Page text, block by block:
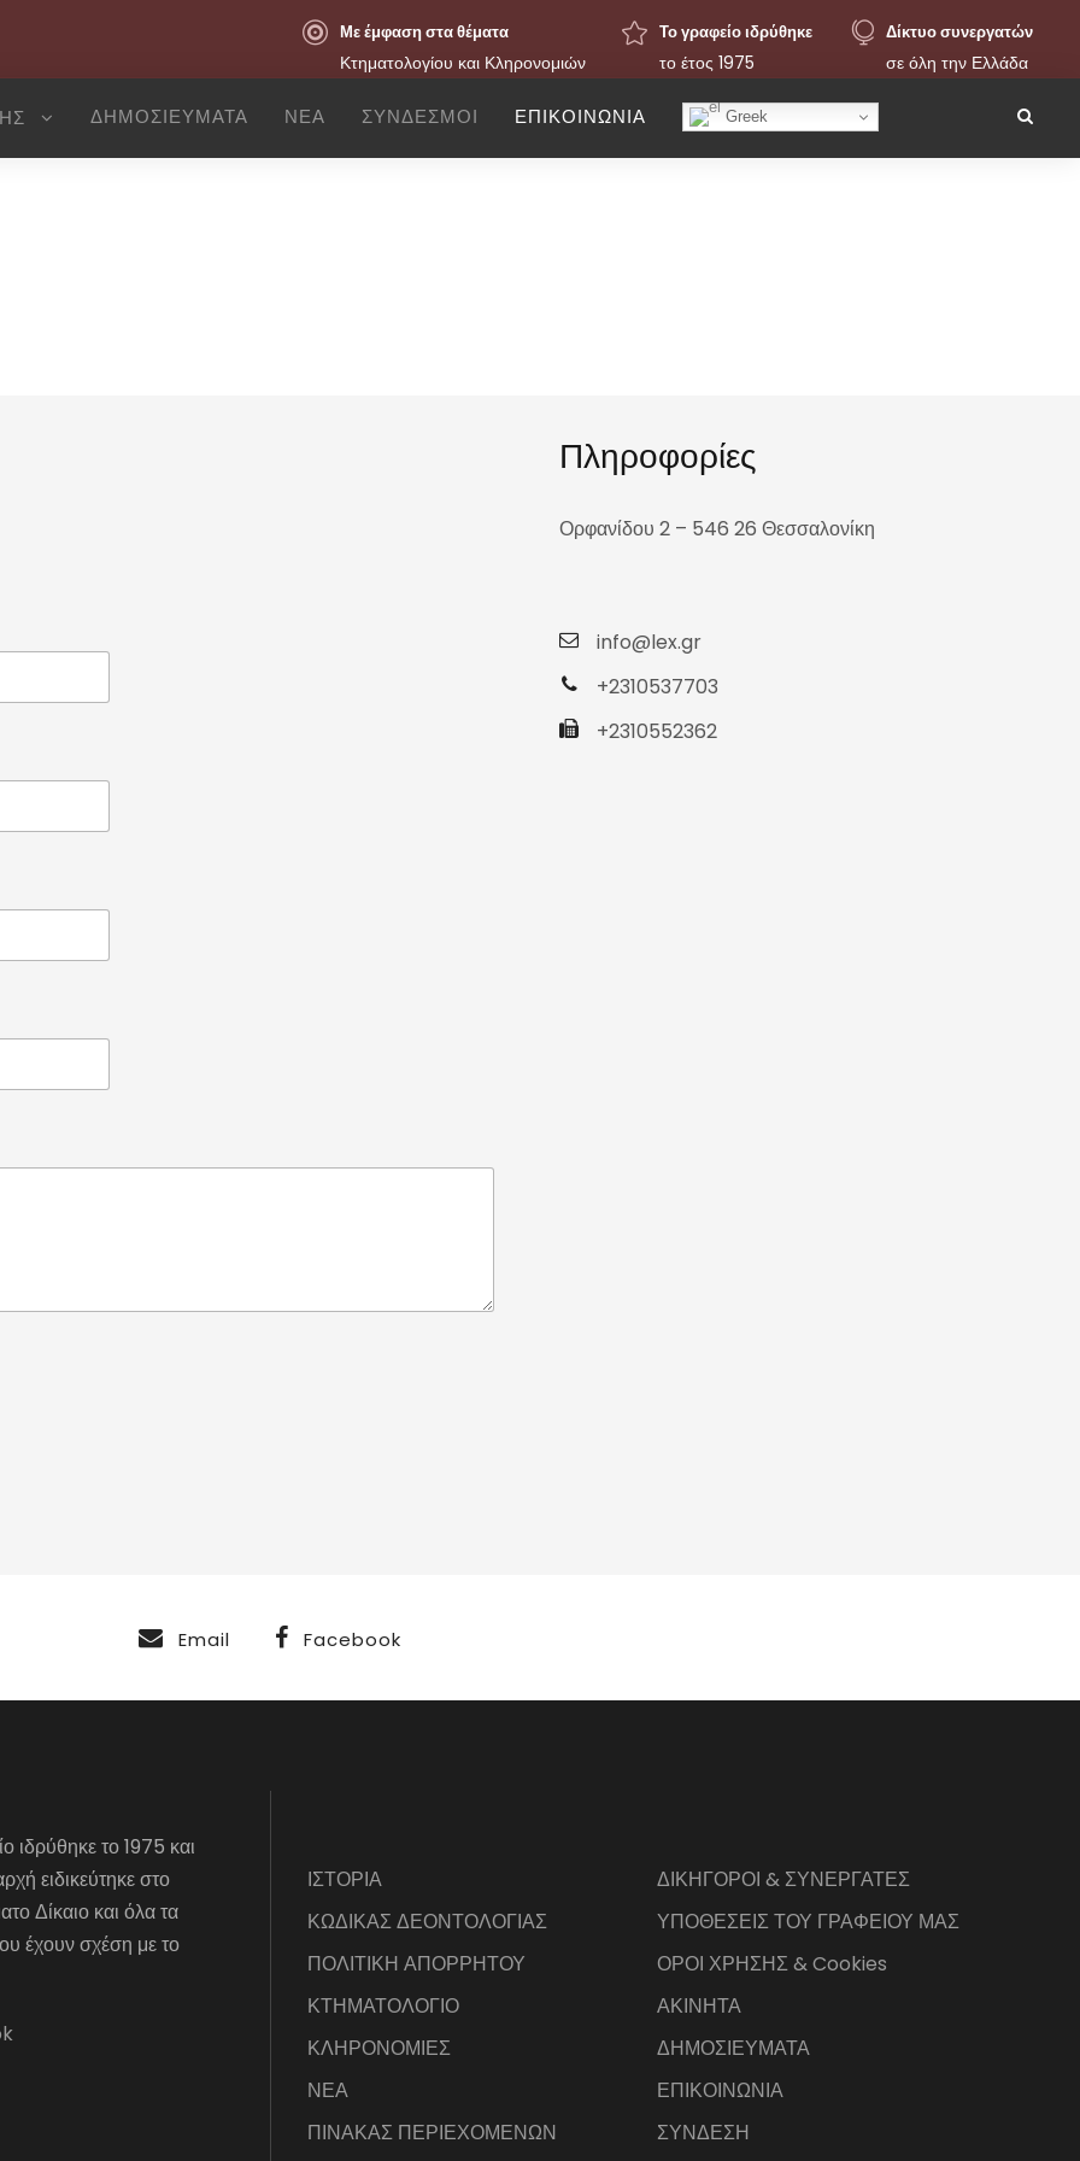
Με έμφαση στα θέματα
Κτηματολογίου και Κληρονομιών
Το γραφείο ιδρύθηκε
το έτος 1975
Δίκτυο συνεργατών
σε όλη την Ελλάδα
ΔΗΜΟΣΙΕΥΜΑΤΑ ΝΕΑ ΣΥΝΔΕΣΜΟΙ ΕΠΙΚΟΙΝΩΝΙΑ Greek
Πληροφορίες
Ορφανίδου 2 – 546 26 Θεσσαλονίκη
info@lex.gr
+2310537703
+2310552362
Email Facebook
ιδρύθηκε το 1975 και
ειδικεύτηκε στο
Δίκαιο και όλα τα
έχουν σχέση με το
ΙΣΤΟΡΙΑ
ΔΙΚΗΓΟΡΟΙ & ΣΥΝΕΡΓΑΤΕΣ
ΚΩΔΙΚΑΣ ΔΕΟΝΤΟΛΟΓΙΑΣ
ΥΠΟΘΕΣΕΙΣ ΤΟΥ ΓΡΑΦΕΙΟΥ ΜΑΣ
ΠΟΛΙΤΙΚΗ ΑΠΟΡΡΗΤΟΥ
ΟΡΟΙ ΧΡΗΣΗΣ & Cookies
ΚΤΗΜΑΤΟΛΟΓΙΟ
ΑΚΙΝΗΤΑ
ΚΛΗΡΟΝΟΜΙΕΣ
ΔΗΜΟΣΙΕΥΜΑΤΑ
ΝΕΑ
ΕΠΙΚΟΙΝΩΝΙΑ
ΠΙΝΑΚΑΣ ΠΕΡΙΕΧΟΜΕΝΩΝ
ΣΥΝΔΕΣΗ